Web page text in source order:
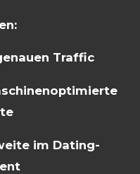
Traffic
im Dating-